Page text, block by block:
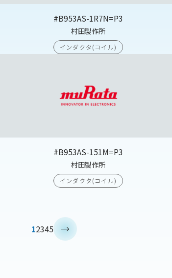
#B953AS-1R7N=P3
村田製作所
インダクタ(コイル)
#B953AS-151M=P3
村田製作所
インダクタ(コイル)
12345